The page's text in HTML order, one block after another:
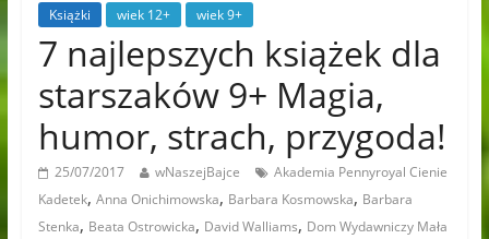
Książki wiek 12+ wiek 9+
7 najlepszych książek dla
starszaków 9+ Magia,
humor, strach, przygoda!
25/07/2017 wNaszejBajce
Akademia Pennyroyal Cienie
Kadetek, Anna Onichimowska, Barbara Kosmowska, Barbara
Stenka, Beata Ostrowicka, David Walliams, Dom Wydawniczy Mała